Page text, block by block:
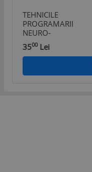
TEHNICILE
PROGRAMARII
NEURO-
LINGVISTICE -
SUE KNIGHT
3500 Lei